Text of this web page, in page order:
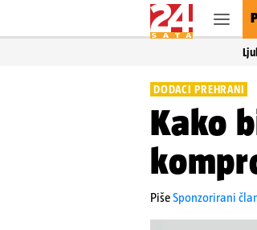
DODACI PREHRANI
Kako
PišeSponzorirani